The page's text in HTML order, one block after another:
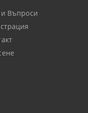
Въпроси